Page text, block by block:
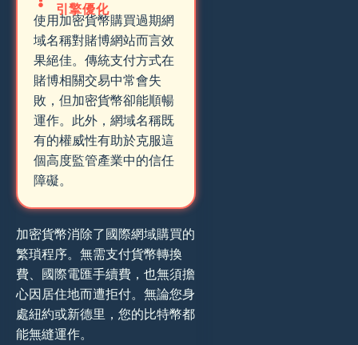
引擎優化
使用加密貨幣購買過期網
域名稱對賭博網站而言效
果絕佳。傳統支付方式在
賭博相關交易中常會失
敗，但加密貨幣卻能順暢
運作。此外，網域名稱既
有的權威性有助於克服這
個高度監管產業中的信任
障礙。
加密貨幣消除了國際網域購買的
繁瑣程序。無需支付貨幣轉換
費、國際電匯手續費，也無須擔
心因居住地而遭拒付。無論您身
處紐約或新德里，您的比特幣都
能無縫運作。